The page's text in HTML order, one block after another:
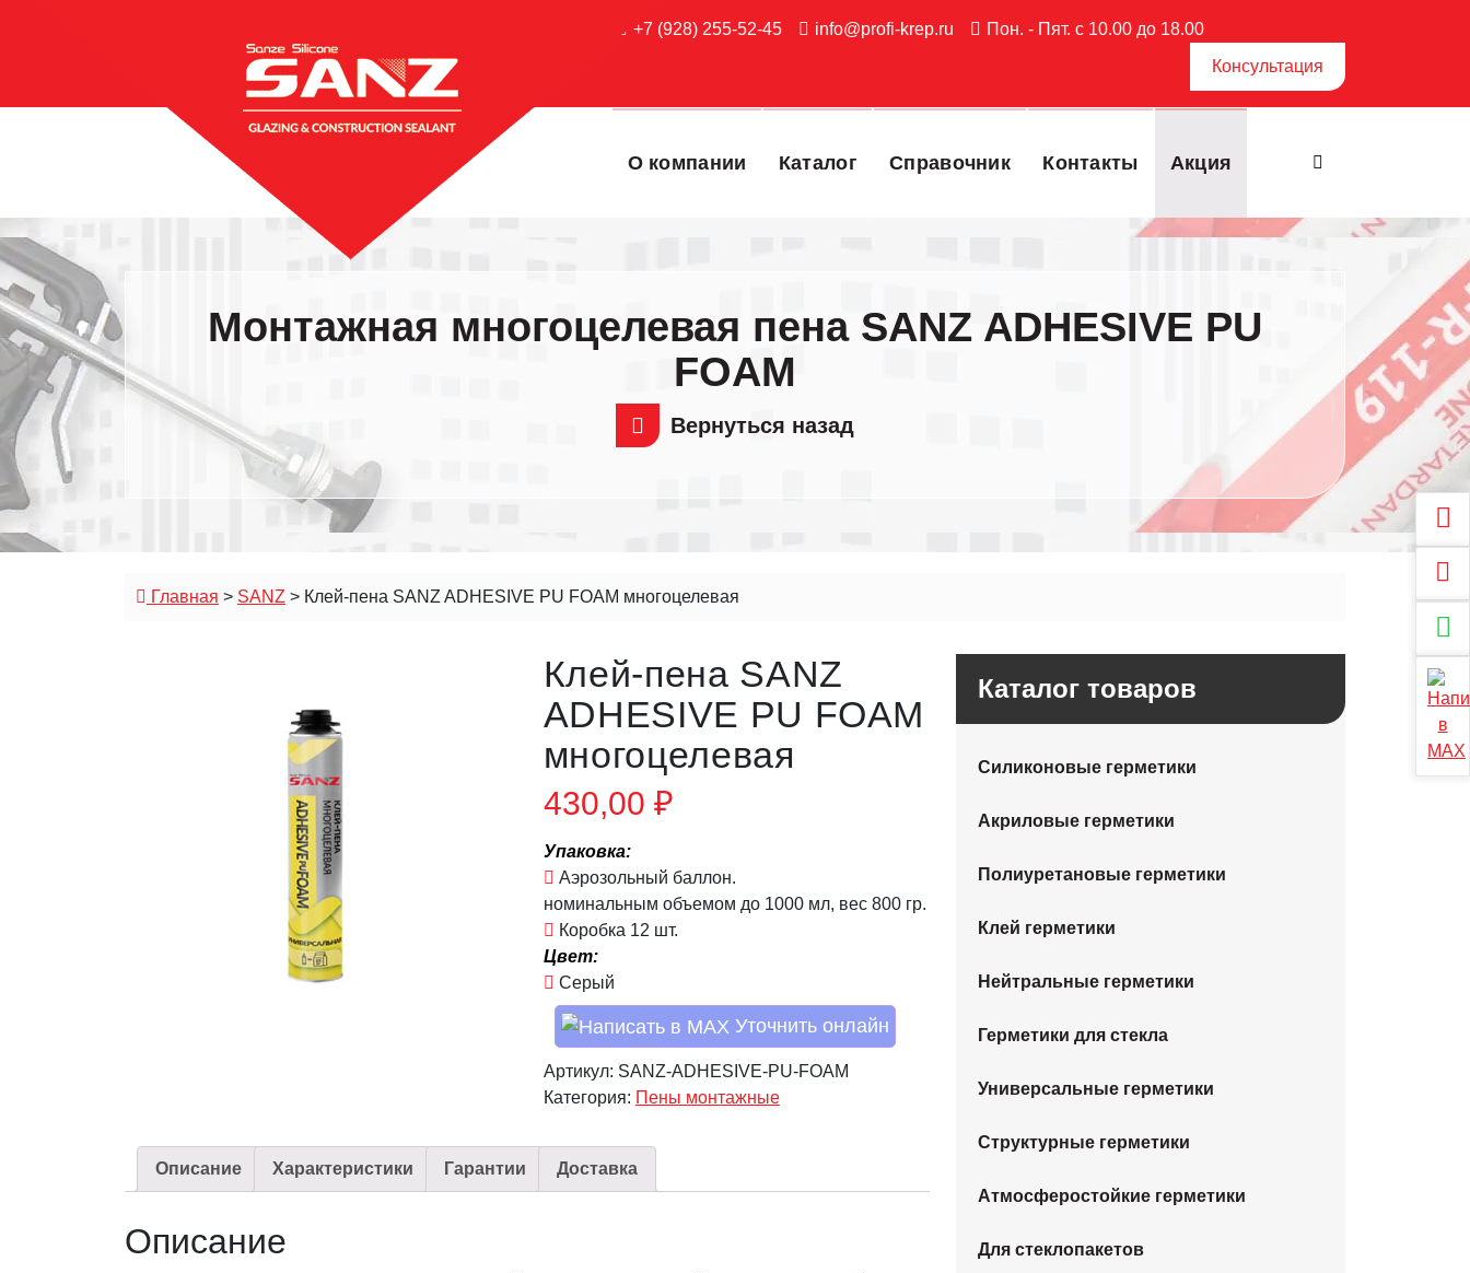
+7 (928) 255-52-45 info@profi-krep.ru
Пон. - Пят. с 10.00 до 18.00
Консультация
О компании Каталог Справочник Контакты Акция
Монтажная многоцелевая пена SANZ ADHESIVE PU
FOAM
Вернуться назад
Главная > SANZ > Клей-пена SANZ ADHESIVE PU FOAM многоцелевая
Клей-пена SANZ
ADHESIVE PU FOAM
многоцелевая
430,00 ₽
Упаковка:
Аэрозольный баллон.
номинальным объемом до 1000 мл, вес 800 гр.
Коробка 12 шт.
Цвет:
Серый
Уточнить онлайн
Артикул: SANZ-ADHESIVE-PU-FOAM
Категория: Пены монтажные
Описание Характеристики Гарантии Доставка
Описание
Каталог товаров
Силиконовые герметики
Акриловые герметики
Полиуретановые герметики
Клей герметики
Нейтральные герметики
Герметики для стекла
Универсальные герметики
Структурные герметики
Атмосферостойкие герметики
Для стеклопакетов